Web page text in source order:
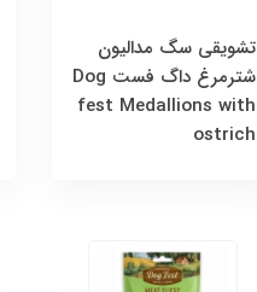
تشویقی سگ مدالیون
شترمرغ داگ فست Dog
fest Medallions with
ostrich